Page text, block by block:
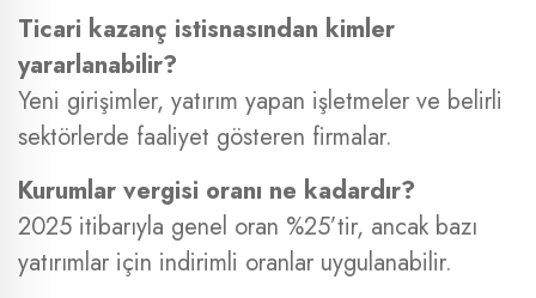
Ticari kazanç istisnasından kimler
yararlanabilir?
Yeni girişimler, yatırım yapan işletmeler ve belirli
sektörlerde faaliyet gösteren firmalar.
Kurumlar vergisi oranı ne kadardır?
2025 itibarıyla genel oran %25’tir, ancak bazı
yatırımlar için indirimli oranlar uygulanabilir.